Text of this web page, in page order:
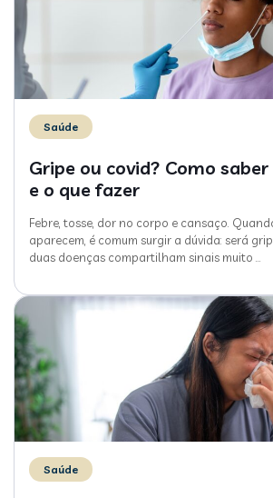
Saúde
Gripe ou covid? Como
e o que fazer
Febre, tosse, dor no corpo e cansaço.
aparecem, é comum surgir a dúvida: será
duas doenças compartilham sinais muito
Saúde